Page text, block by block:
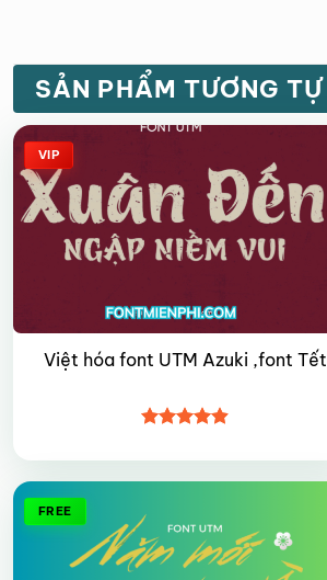
SẢN PHẨM TƯƠNG TỰ
VIP
Việt hóa font UTM Azuki ,font Tết
hạng4.95
FREE